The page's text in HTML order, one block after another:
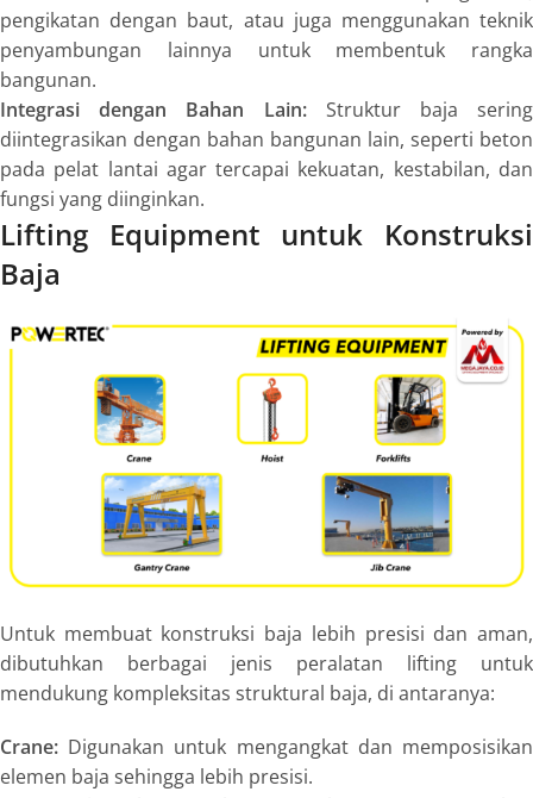
pengikatan dengan baut, atau juga menggunakan teknik
penyambungan lainnya untuk membentuk rangka
bangunan.
Integrasi dengan Bahan Lain:Struktur baja sering
diintegrasikan dengan bahan bangunan lain, seperti beton
pada pelat lantai agar tercapai kekuatan, kestabilan, dan
fungsi yang diinginkan.
Lifting Equipment untuk Konstruksi
Baja
Untuk membuat konstruksi baja lebih presisi dan aman,
dibutuhkan berbagai jenis peralatan lifting untuk
mendukung kompleksitas struktural baja, di antaranya:
Crane: Digunakan untuk mengangkat dan memposisikan
elemen baja sehingga lebih presisi.